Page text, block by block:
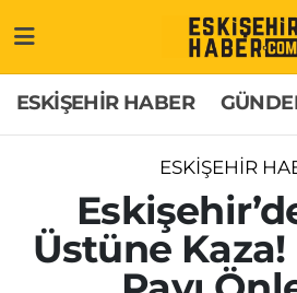
ESKİŞEHİR HABER
ESKİŞEHİR
Üstüne Kaza!
GÜNDEM
ASAYİŞ
SİYASET
Hakkımızda
İletişim
Künye
Odunpazarı Trafik
Süper Lig Puan Durumu
Tüm Manşetler